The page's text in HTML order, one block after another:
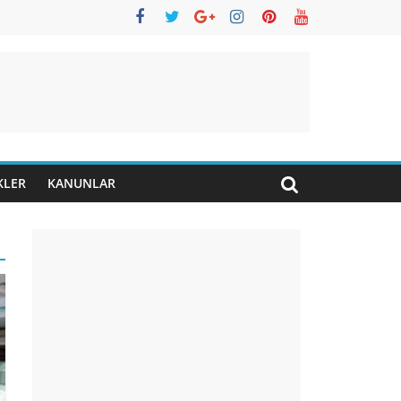
KANUNLAR